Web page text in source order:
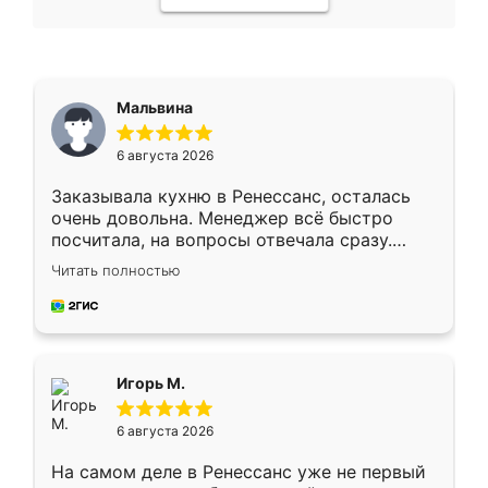
Мальвина
6 августа 2026
Заказывала кухню в Ренессанс, осталась
очень довольна. Менеджер всё быстро
посчитала, на вопросы отвечала сразу.
Замерщик приехал в субботу, подошёл к
делу со всей ответственностью. Собрали
за день, ребята работали аккуратно, даже
Читать полностью
Игорь М.
6 августа 2026
На самом деле в Ренессанс уже не первый